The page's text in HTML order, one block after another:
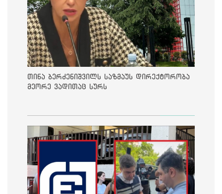
თინა ბერძენიშვილს საზმაუს დირექტორობა
მეორე ვადითაც სურს